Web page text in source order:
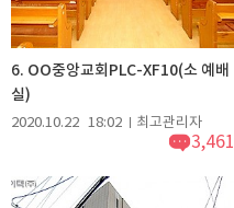
6. OO중앙교회PLC-XF10(소 예배
실)
2020.10.22 18:02 최고관리자
3,461